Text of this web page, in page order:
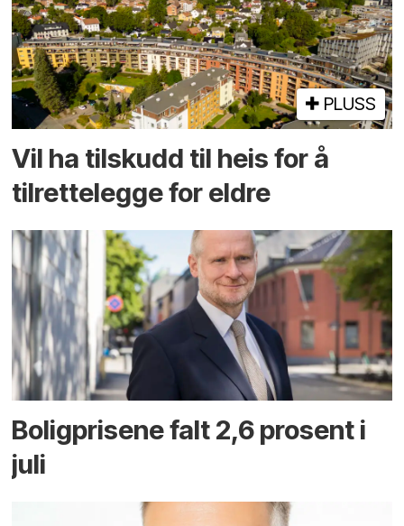
PLUSS
Vil ha tilskudd til heis for å
tilrettelegge for eldre
Boligprisene falt 2,6 prosent i
juli